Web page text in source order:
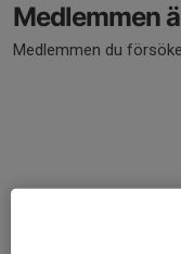
Medlemmen
Medlemmen du